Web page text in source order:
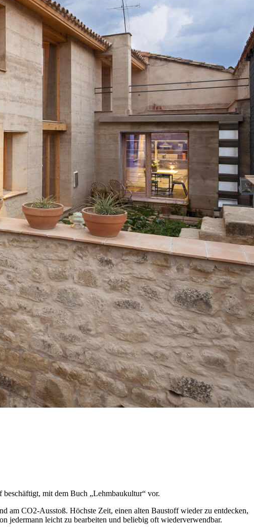
beschäftigt, mit dem Buch „Lehmbaukultur“ vor.
am CO2-Ausstoß. Höchste Zeit, einen alten Baustoff wieder zu entdecken,
jedermann leicht zu bearbeiten und beliebig oft wiederverwendbar.